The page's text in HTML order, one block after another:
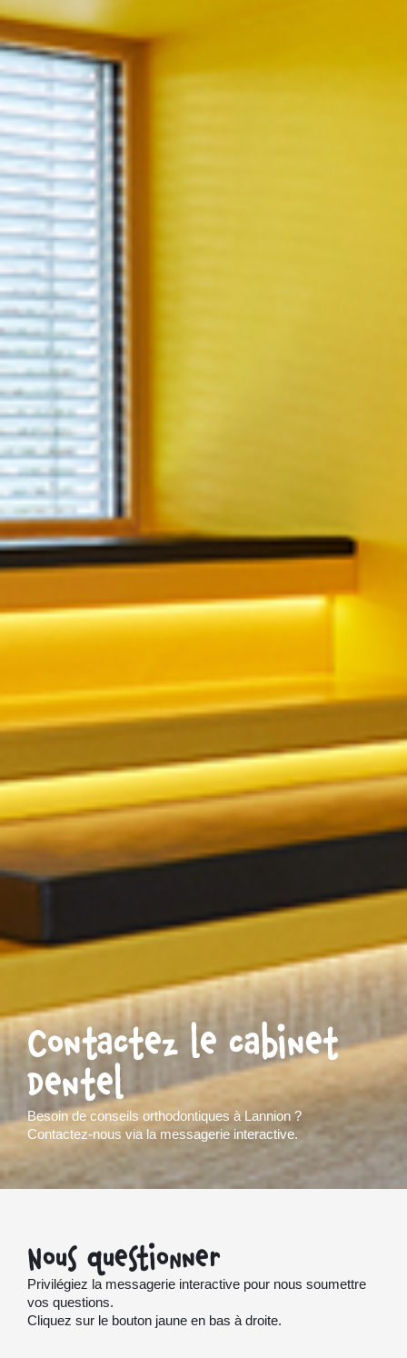
Contactez le cabinet
Dentel
Besoin de conseils orthodontiques à Lannion ?
Contactez-nous via la messagerie interactive.
Nous questionner
Privilégiez la messagerie interactive pour nous soumettre
vos questions.
Cliquez sur le bouton jaune en bas à droite.